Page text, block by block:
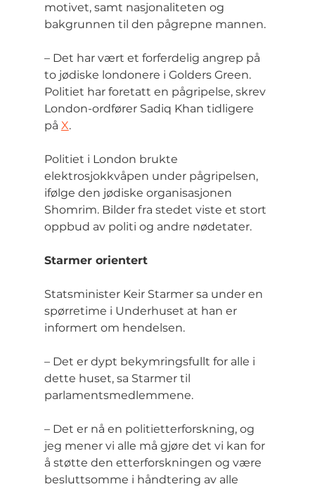
motivet, samt nasjonaliteten og
bakgrunnen til den pågrepne mannen.
– Det har vært et forferdelig angrep på
to jødiske londonere i Golders Green.
Politiet har foretatt en pågripelse, skrev
London-ordfører Sadiq Khan tidligere
på X.
Politiet i London brukte
elektrosjokkvåpen under pågripelsen,
ifølge den jødiske organisasjonen
Shomrim. Bilder fra stedet viste et stort
oppbud av politi og andre nødetater.
Starmer orientert
Statsminister Keir Starmer sa under en
spørretime i Underhuset at han er
informert om hendelsen.
– Det er dypt bekymringsfullt for alle i
dette huset, sa Starmer til
parlamentsmedlemmene.
– Det er nå en politietterforskning, og
jeg mener vi alle må gjøre det vi kan for
å støtte den etterforskningen og være
besluttsomme i håndtering av alle